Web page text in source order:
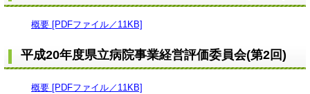
概要 [PDFファイル／11KB]
平成20年度県立病院事業経営評価委員会(第2回)
概要 [PDFファイル／11KB]